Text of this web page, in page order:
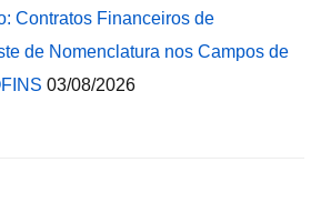
Contratos Financeiros de
de Nomenclatura nos Campos de
03/08/2026